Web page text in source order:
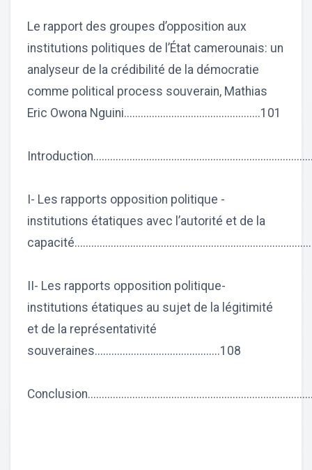
Le rapport des groupes d’opposition aux
institutions politiques de l’État camerounais: un
analyseur de la crédibilité de la démocratie
comme political process souverain, Mathias
Eric Owona Nguini.................................................101
I- Les rapports opposition politique -
institutions étatiques avec l’autorité et de la
II- Les rapports opposition politique-
institutions étatiques au sujet de la légitimité
et de la représentativité
souveraines.............................................108